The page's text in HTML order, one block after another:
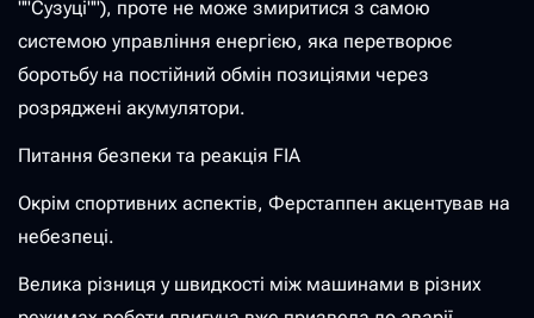
""Сузуці""), проте не може змиритися з самою
системою управління енергією, яка перетворює
боротьбу на постійний обмін позиціями через
розряджені акумулятори.
Питання безпеки та реакція FIA
Окрім спортивних аспектів, Ферстаппен акцентував на
небезпеці.
Велика різниця у швидкості між машинами в різних